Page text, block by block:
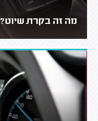
מה זה בקרת שיוט?